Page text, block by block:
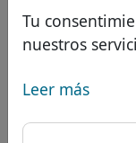
Tu
nuestros
Leer más
Dominios
Dominios
Dominios
Dominios
Descuentos
Transferir
Servicios
Protección
Alojamiento
WHOIS